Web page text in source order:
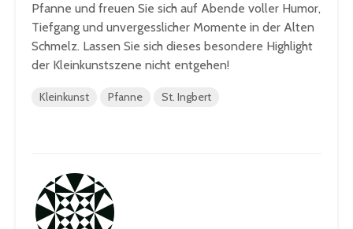
Pfanne und freuen Sie sich auf Abende voller Humor,
Tiefgang und unvergesslicher Momente in der Alten
Schmelz. Lassen Sie sich dieses besondere Highlight
der Kleinkunstszene nicht entgehen!
Kleinkunst Pfanne St. Ingbert